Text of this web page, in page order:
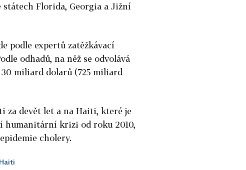
Florida, Georgia a Jižní
podle expertů zatěžkávací
odhadů, na něž se odvolává
miliard dolarů (725 miliard
za devět let a na Haiti, které je
humanitární krizi od roku 2010,
cholery.